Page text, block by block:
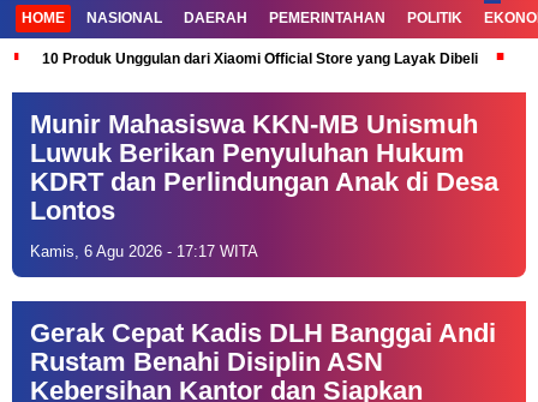
HOME NASIONAL DAERAH PEMERINTAHAN POLITIK
10 Produk Unggulan dari Xiaomi Official Store yang Layak Dibeli
Munir Mahasiswa KKN-MB Unismuh
Luwuk Berikan Penyuluhan Hukum
KDRT dan Perlindungan Anak di Desa
Lontos
Kamis, 6 Agu 2026 - 17:17 WITA
Gerak Cepat Kadis DLH Banggai Andi
Rustam Benahi Disiplin ASN
Kebersihan Kantor dan Siapkan